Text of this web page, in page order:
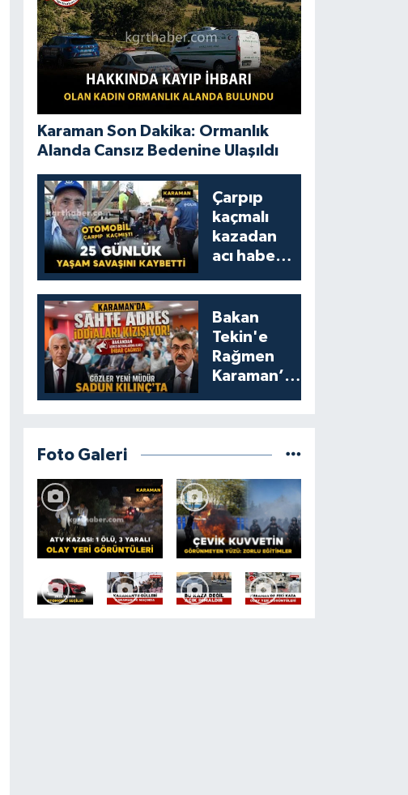
Karaman Son Dakika: Ormanlık
Alanda Cansız Bedenine Ulaşıldı
Çarpıp
kaçmalı
kazadan
acı haber:
yaşam
savaşını
kaybetti
Bakan
Tekin'e
Rağmen
Karaman’da
Müdür Dur
Foto Galeri